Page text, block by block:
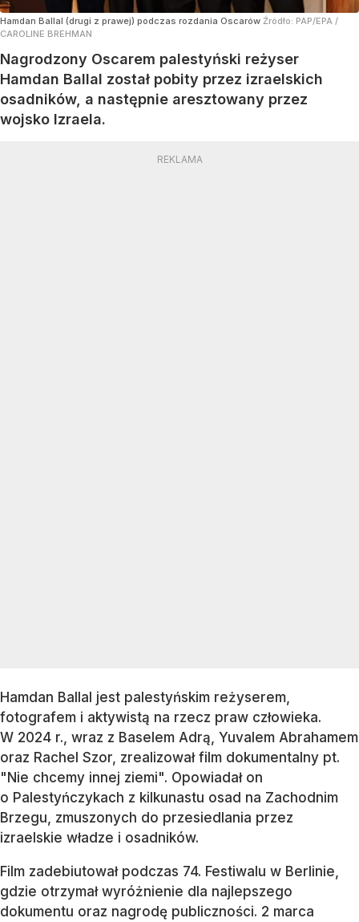
Hamdan Ballal (drugi z prawej) podczas rozdania Oscarów Źródło: PAP/EPA /
CAROLINE BREHMAN
Nagrodzony Oscarem palestyński reżyser
Hamdan Ballal został pobity przez izraelskich
osadników, a następnie aresztowany przez
wojsko Izraela.
Hamdan Ballal jest palestyńskim reżyserem,
fotografem i aktywistą na rzecz praw człowieka.
W 2024 r., wraz z Baselem Adrą, Yuvalem Abrahamem
oraz Rachel Szor, zrealizował film dokumentalny pt.
"Nie chcemy innej ziemi". Opowiadał on
o Palestyńczykach z kilkunastu osad na Zachodnim
Brzegu, zmuszonych do przesiedlania przez
izraelskie władze i osadników.
Film zadebiutował podczas 74. Festiwalu w Berlinie,
gdzie otrzymał wyróżnienie dla najlepszego
dokumentu oraz nagrodę publiczności. 2 marca